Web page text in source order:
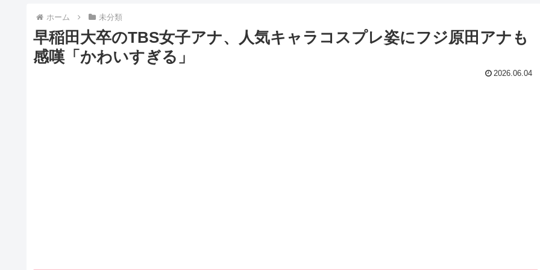
ホーム 未分類
早稲田大卒のTBS女子アナ、人気キャラコスプレ姿にフジ原田アナも
感嘆「かわいすぎる」
2026.06.04